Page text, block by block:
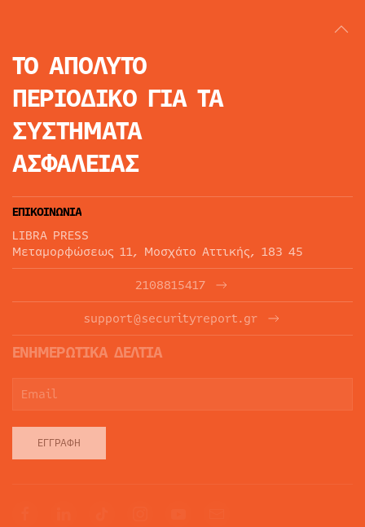
ΤΟ ΑΠΟΛΥΤΟ
ΠΕΡΙΟΔΙΚΟ ΓΙΑ ΤΑ
ΣΥΣΤΗΜΑΤΑ
ΑΣΦΑΛΕΙΑΣ
ΕΠΙΚΟΙΝΩΝΙΑ
LIBRA PRESS
Μεταμορφώσεως 11, Μοσχάτο Αττικής, 183 45
2108815417
support@securityreport.gr
ΕΝΗΜΕΡΩΤΙΚΑ ΔΕΛΤΙΑ
ΕΓΓΡΑΦΉ